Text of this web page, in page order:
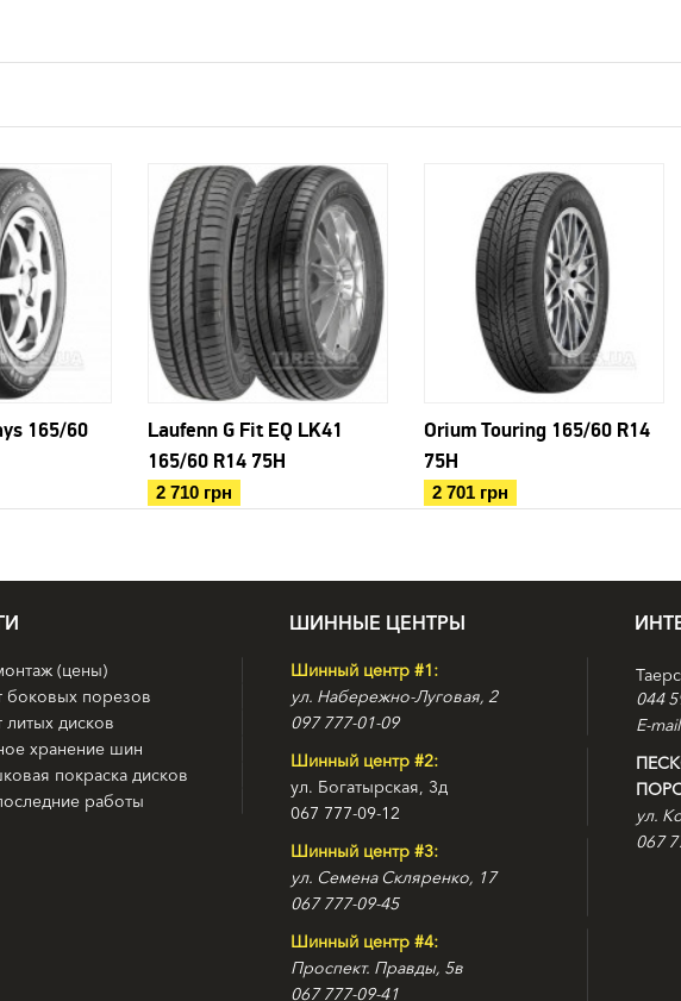
165/60
Laufenn G Fit EQ LK41
165/60 R14 75H
2 710 грн
Orium Touring 165/60 R14
75H
2 701 грн
(цены)
боковых порезов
литых дисков
хранение шин
покраска дисков
работы
ШИННЫЕ ЦЕНТРЫ
Шинный центр #1:
ул. Набережно-Луговая, 2
097 777-01-09
Шинный центр #2:
ул. Богатырская, 3д
067 777-09-12
Шинный центр #3:
ул. Семена Скляренко, 17
067 777-09-45
Шинный центр #4:
Проспект. Правды, 5в
067 777-09-41
044
E-
ул.
067